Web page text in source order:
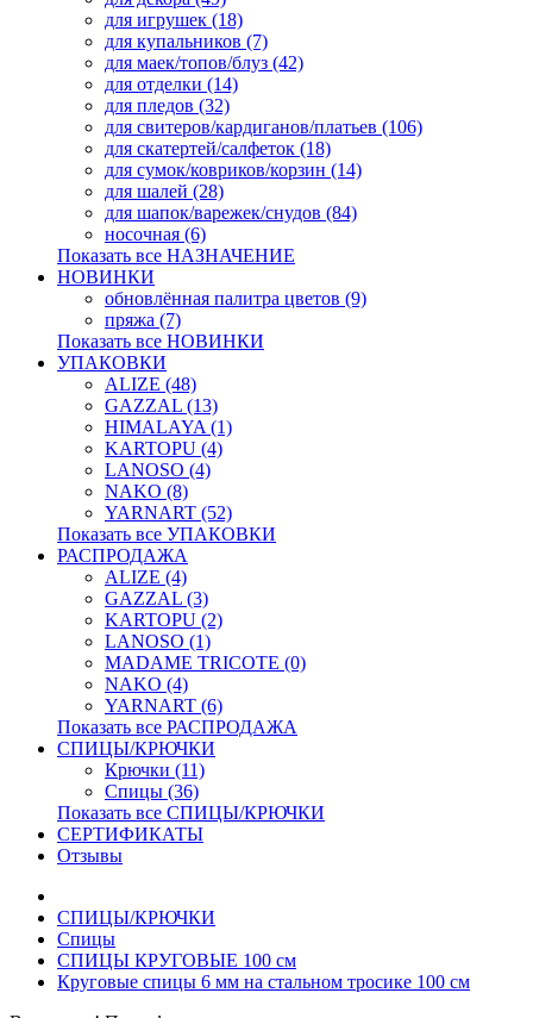
для игрушек (18)
для купальников (7)
для маек/топов/блуз (42)
для отделки (14)
для пледов (32)
для свитеров/кардиганов/платьев (106)
для скатертей/салфеток (18)
для сумок/ковриков/корзин (14)
для шалей (28)
для шапок/варежек/снудов (84)
носочная (6)
Показать все НАЗНАЧЕНИЕ
НОВИНКИ
обновлённая палитра цветов (9)
пряжа (7)
Показать все НОВИНКИ
УПАКОВКИ
ALIZE (48)
GAZZAL (13)
HIMALAYA (1)
KARTOPU (4)
LANOSO (4)
NAKO (8)
YARNART (52)
Показать все УПАКОВКИ
РАСПРОДАЖА
ALIZE (4)
GAZZAL (3)
KARTOPU (2)
LANOSO (1)
MADAME TRICOTE (0)
NAKO (4)
YARNART (6)
Показать все РАСПРОДАЖА
СПИЦЫ/КРЮЧКИ
Крючки (11)
Спицы (36)
Показать все СПИЦЫ/КРЮЧКИ
СЕРТИФИКАТЫ
Отзывы
СПИЦЫ/КРЮЧКИ
Спицы
СПИЦЫ КРУГОВЫЕ 100 см
Круговые спицы 6 мм на стальном тросике 100 см